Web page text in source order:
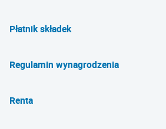
Płatnik składek
Regulamin wynagrodzenia
Renta